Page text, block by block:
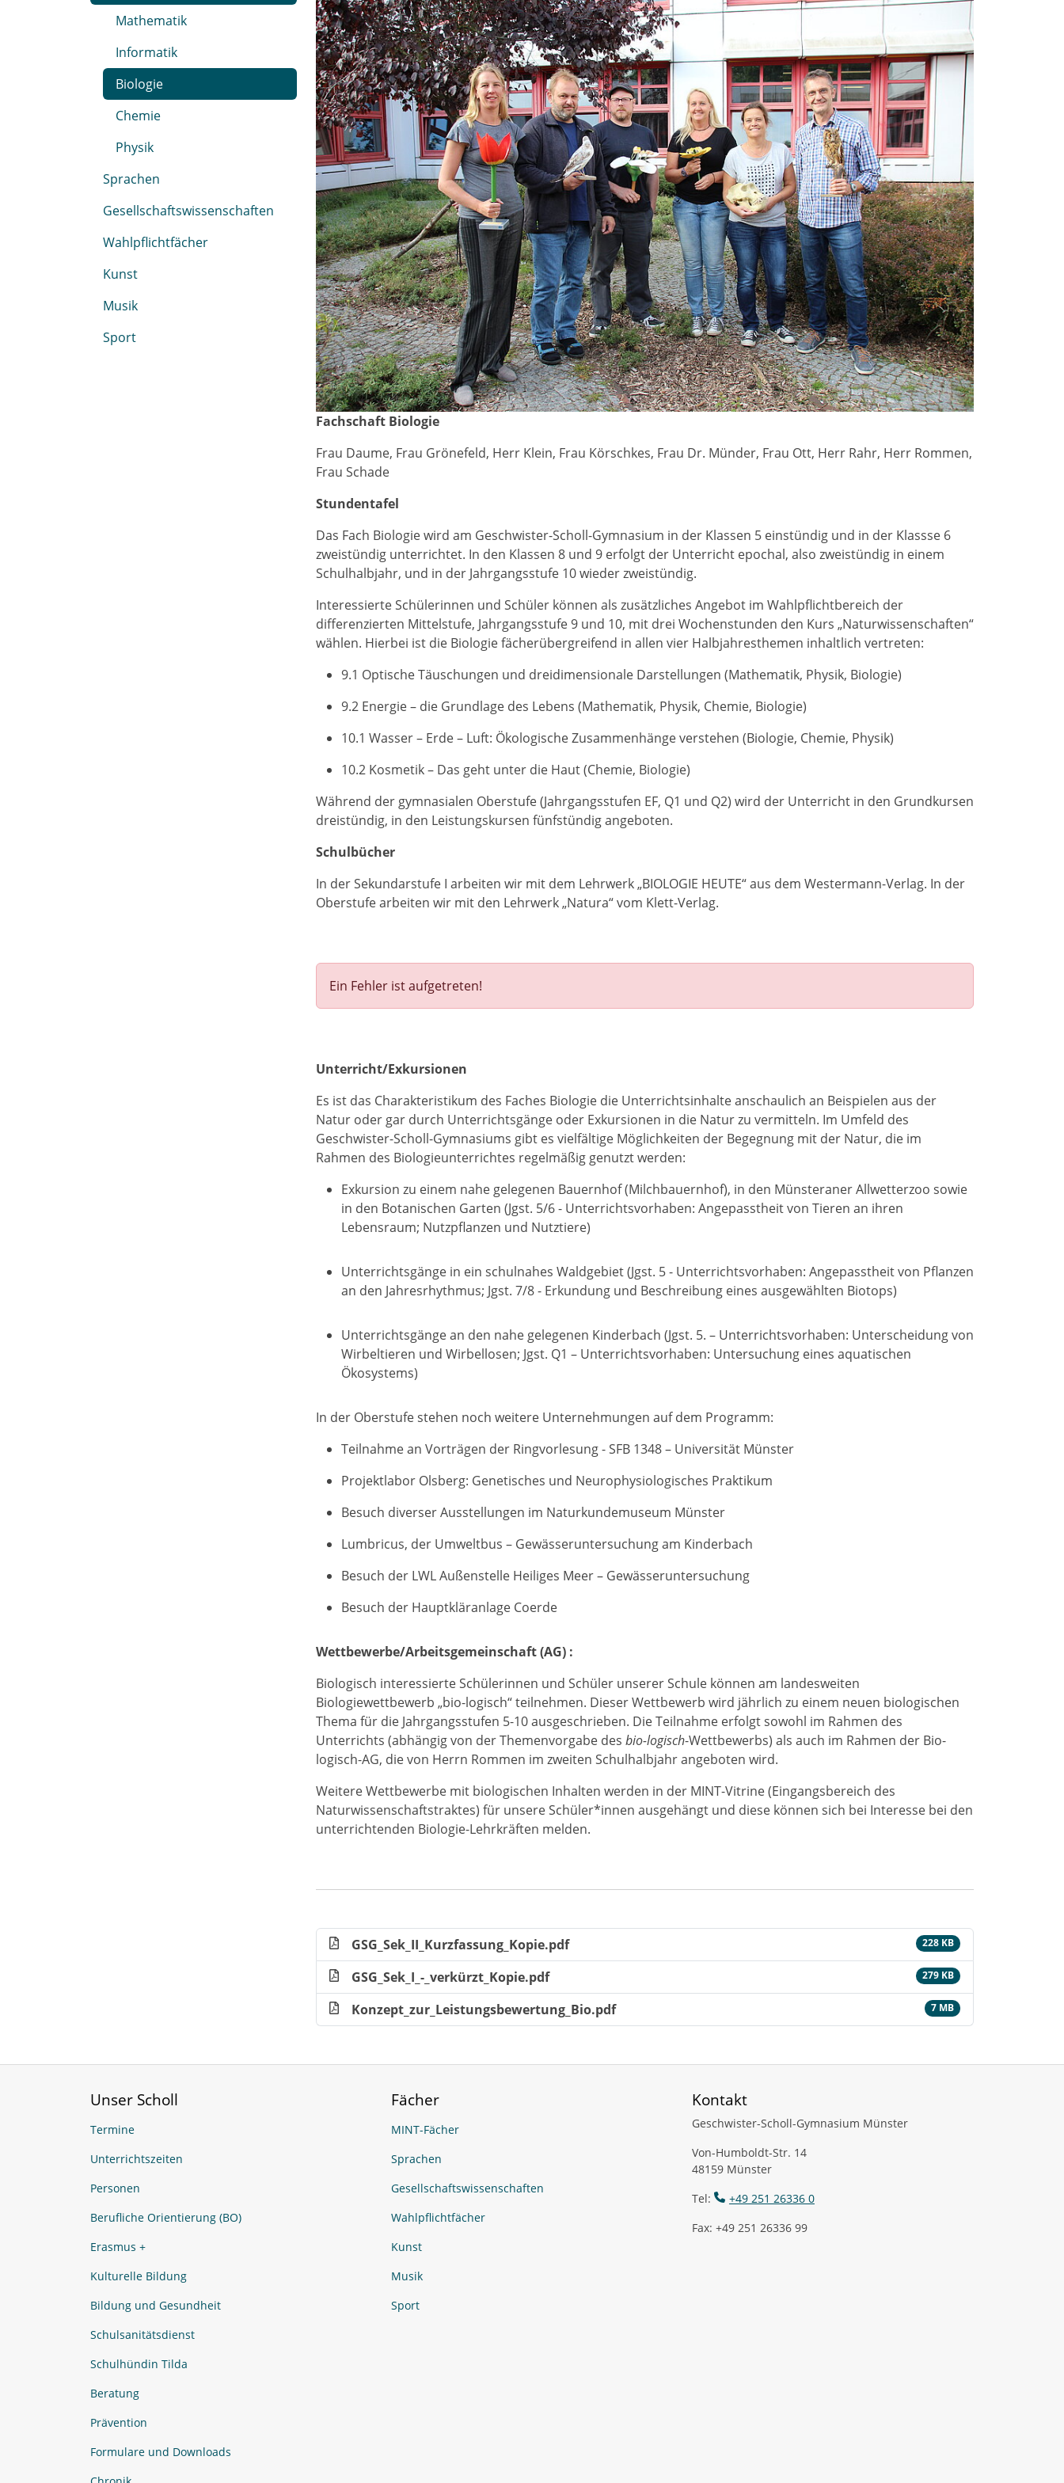
Fachschaft Biologie
Frau Daume, Frau Grönefeld, Herr Klein, Frau Körschkes, Frau Dr. Münder, Frau Ott, Herr Rahr, Herr Rommen,
Frau Schade
Stundentafel
Das Fach Biologie wird am Geschwister-Scholl-Gymnasium in der Klassen 5 einstündig und in der Klassse 6
zweistündig unterrichtet. In den Klassen 8 und 9 erfolgt der Unterricht epochal, also zweistündig in einem
Schulhalbjahr, und in der Jahrgangsstufe 10 wieder zweistündig.
Interessierte Schülerinnen und Schüler können als zusätzliches Angebot im Wahlpflichtbereich der
differenzierten Mittelstufe, Jahrgangsstufe 9 und 10, mit drei Wochenstunden den Kurs „Naturwissenschaften“
wählen. Hierbei ist die Biologie fächerübergreifend in allen vier Halbjahresthemen inhaltlich vertreten:
9.1 Optische Täuschungen und dreidimensionale Darstellungen (Mathematik, Physik, Biologie)
9.2 Energie – die Grundlage des Lebens (Mathematik, Physik, Chemie, Biologie)
10.1 Wasser – Erde – Luft: Ökologische Zusammenhänge verstehen (Biologie, Chemie, Physik)
10.2 Kosmetik – Das geht unter die Haut (Chemie, Biologie)
Während der gymnasialen Oberstufe (Jahrgangsstufen EF, Q1 und Q2) wird der Unterricht in den Grundkursen
dreistündig, in den Leistungskursen fünfstündig angeboten.
Schulbücher
In der Sekundarstufe I arbeiten wir mit dem Lehrwerk „BIOLOGIE HEUTE“ aus dem Westermann-Verlag. In der
Oberstufe arbeiten wir mit den Lehrwerk „Natura“ vom Klett-Verlag.
Ein Fehler ist aufgetreten!
Unterricht/Exkursionen
Es ist das Charakteristikum des Faches Biologie die Unterrichtsinhalte anschaulich an Beispielen aus der
Natur oder gar durch Unterrichtsgänge oder Exkursionen in die Natur zu vermitteln. Im Umfeld des
Geschwister-Scholl-Gymnasiums gibt es vielfältige Möglichkeiten der Begegnung mit der Natur, die im
Rahmen des Biologieunterrichtes regelmäßig genutzt werden:
Exkursion zu einem nahe gelegenen Bauernhof (Milchbauernhof), in den Münsteraner Allwetterzoo sowie
in den Botanischen Garten (Jgst. 5/6 - Unterrichtsvorhaben: Angepasstheit von Tieren an ihren
Lebensraum; Nutzpflanzen und Nutztiere)
Unterrichtsgänge in ein schulnahes Waldgebiet (Jgst. 5 - Unterrichtsvorhaben: Angepasstheit von Pflanzen
an den Jahresrhythmus; Jgst. 7/8 - Erkundung und Beschreibung eines ausgewählten Biotops)
Unterrichtsgänge an den nahe gelegenen Kinderbach (Jgst. 5. – Unterrichtsvorhaben: Unterscheidung von
Wirbeltieren und Wirbellosen; Jgst. Q1 – Unterrichtsvorhaben: Untersuchung eines aquatischen
Ökosystems)
In der Oberstufe stehen noch weitere Unternehmungen auf dem Programm:
Teilnahme an Vorträgen der Ringvorlesung - SFB 1348 – Universität Münster
Projektlabor Olsberg: Genetisches und Neurophysiologisches Praktikum
Besuch diverser Ausstellungen im Naturkundemuseum Münster
Lumbricus, der Umweltbus – Gewässeruntersuchung am Kinderbach
Besuch der LWL Außenstelle Heiliges Meer – Gewässeruntersuchung
Besuch der Hauptkläranlage Coerde
Wettbewerbe/Arbeitsgemeinschaft (AG) :
Biologisch interessierte Schülerinnen und Schüler unserer Schule können am landesweiten
Biologiewettbewerb „bio-logisch“ teilnehmen. Dieser Wettbewerb wird jährlich zu einem neuen biologischen
Thema für die Jahrgangsstufen 5-10 ausgeschrieben. Die Teilnahme erfolgt sowohl im Rahmen des
Unterrichts (abhängig von der Themenvorgabe des bio-logisch-Wettbewerbs) als auch im Rahmen der Bio-
logisch-AG, die von Herrn Rommen im zweiten Schulhalbjahr angeboten wird.
Weitere Wettbewerbe mit biologischen Inhalten werden in der MINT-Vitrine (Eingangsbereich des
Naturwissenschaftstraktes) für unsere Schüler*innen ausgehängt und diese können sich bei Interesse bei den
unterrichtenden Biologie-Lehrkräften melden.
GSG_Sek_II_Kurzfassung_Kopie.pdf 228 KB
GSG_Sek_I_-_verkürzt_Kopie.pdf 279 KB
Konzept_zur_Leistungsbewertung_Bio.pdf 7 MB
Mathematik
Informatik
Biologie
Chemie
Physik
Sprachen
Gesellschaftswissenschaften
Wahlpflichtfächer
Kunst
Musik
Sport
Unser Scholl
Termine
Unterrichtszeiten
Personen
Berufliche Orientierung (BO)
Erasmus +
Kulturelle Bildung
Bildung und Gesundheit
Schulsanitätsdienst
Schulhündin Tilda
Beratung
Prävention
Formulare und Downloads
Fächer
MINT-Fächer
Sprachen
Gesellschaftswissenschaften
Wahlpflichtfächer
Kunst
Musik
Sport
Kontakt
Geschwister-Scholl-Gymnasium Münster
Von-Humboldt-Str. 14
48159 Münster
Tel:
+49 251 26336 0
Fax: +49 251 26336 99